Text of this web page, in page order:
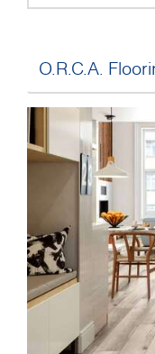
O.R.C.A.